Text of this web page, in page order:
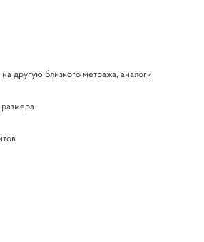
другую близкого метража, аналоги